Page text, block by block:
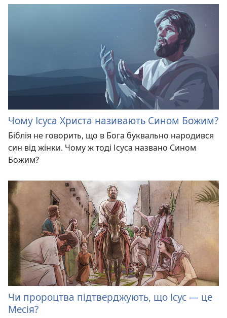
Чому Ісуса Христа називають Сином Божим?
Біблія не говорить, що в Бога буквально народився
син від жінки. Чому ж тоді Ісуса названо Сином
Божим?
Чи пророцтва підтверджують, що Ісус — це
Месія?